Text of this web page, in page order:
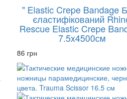
" Elastic Crepe Bandage
єластифікований
Rescue Elastic Crepe
7.5x4500см
86 грн